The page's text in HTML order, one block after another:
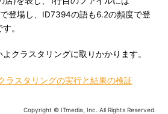
登場し、ID7394の語も6.2の頻度で登
。
クラスタリングに取りかかります。
ラスタリングの実行と結果の検証
Copyright © ITmedia, Inc. All Rights Reserved.